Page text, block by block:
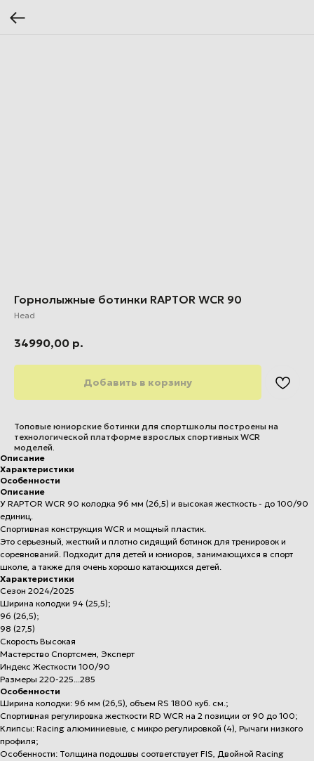
Горнолыжные ботинки RAPTOR WCR 90
Head
34990,00 р.
Добавить в корзину
Топовые юниорские ботинки для спортшколы построены на
технологической платформе взрослых спортивных WCR
моделей.
Описание
Характеристики
Особенности
Описание
У RAPTOR WCR 90 колодка 96 мм (26,5) и высокая жесткость - до 100/90
единиц.
Спортивная конструкция WCR и мощный пластик.
Это серьезный, жесткий и плотно сидящий ботинок для тренировок и
соревнований. Подходит для детей и юниоров, занимающихся в спорт
школе, а также для очень хорошо катающихся детей.
Характеристики
Сезон 2024/2025
Ширина колодки 94 (25,5);
96 (26,5);
98 (27,5)
Скорость Высокая
Мастерство Спортсмен, Эксперт
Индекс Жесткости 100/90
Размеры 220-225...285
Особенности
Ширина колодки: 96 мм (26,5), объем RS 1800 куб. см.;
Спортивная регулировка жесткости RD WCR на 2 позиции от 90 до 100;
Клипсы: Racing алюминиевые, с микро регулировкой (4), Рычаги низкого
профиля;
Особенности: Толщина подошвы соответствует FIS, Двойной Racing
+7 (812) 502-71-66
apexski@mail.ru